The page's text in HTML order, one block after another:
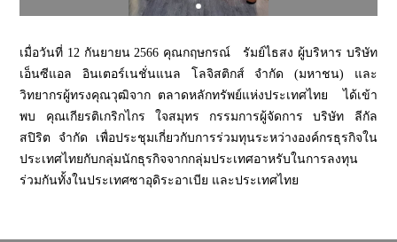
เมื่อวันที่ 12 กันยายน 2566 คุณกฤษกรณ์ รัมย์ไธสง ผู้บริหาร บริษัท
เอ็นซีแอล อินเตอร์เนชั่นแนล โลจิสติกส์ จำกัด (มหาชน) และ
วิทยากรผู้ทรงคุณวุฒิจาก ตลาดหลักทรัพย์แห่งประเทศไทย ได้เข้า
พบ คุณเกียรติเกริกไกร ใจสมุทร กรรมการผู้จัดการ บริษัท ลีกัล
สปิริต จำกัด เพื่อประชุมเกี่ยวกับการร่วมทุนระหว่างองค์กรธุรกิจใน
ประเทศไทยกับกลุ่มนักธุรกิจจากกลุ่มประเทศอาหรับในการลงทุน
ร่วมกันทั้งในประเทศซาอุดิระอาเบีย และประเทศไทย